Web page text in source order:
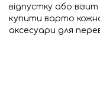
відпустку або
купити варто
аксесуари для